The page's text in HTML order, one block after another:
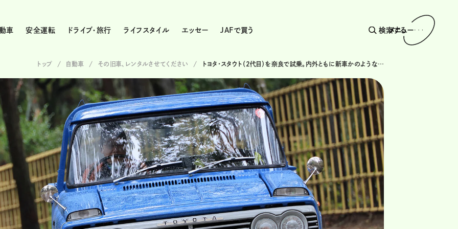
車 安全運転 ドライブ・旅行 ライフスタイル エッセー JAFで買う 検索する
メニュー
トップ 自動車 その旧車、レンタルさせてください トヨタ・スタウト（2代目）を奈良で試乗。内外ともに新車かのようなコンディション #14